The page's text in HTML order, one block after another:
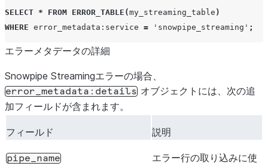
SELECT * FROM ERROR_TABLE (my_streaming_table )
WHERE error_metadata :service = 'snowpipe_streaming' ;
エラーメタデータの詳細
Snowpipe Streamingエラーの場合、
error_metadata:details オブジェクトには、次の追
加フィールドが含まれます。
フィールド 説明
pipe_name
エラー行の取り込みに使